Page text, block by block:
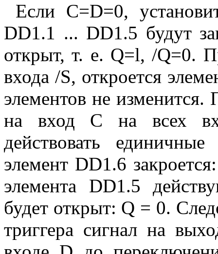
Если C=D=0,
DD1.1 ... DD1.5 будут
открыт, т. е. Q=l, /Q=0.
входа /S, откроется
элементов не изменится.
на вход С на всех
действовать
элемент DD1.6
элемента DD1.5
будет открыт: Q = 0.
триггера сигнал на